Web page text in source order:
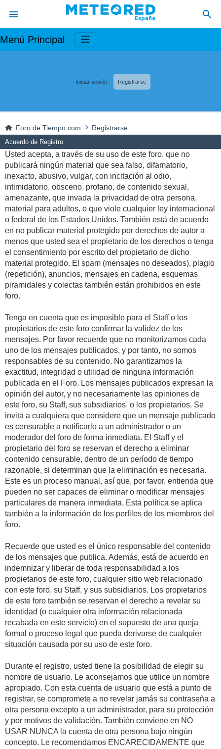
Menú Principal
Iniciar sesión Registrarse
Foro de Tiempo.com Registrarse
Acuerdo de Registro
Usted acepta, a través de su uso de este foro, que no
publicará ningún material que sea falso, difamatorio,
inexacto, abusivo, vulgar, con incitación al odio,
intimidatorio, obsceno, profano, de contenido sexual,
amenazante, que invada la privacidad de otra persona,
material para adultos, o que viole cualquier ley internacional
o federal de los Estados Unidos. También está de acuerdo
en no publicar material protegido por derechos de autor a
menos que usted sea el propietario de los derechos o tenga
el consentimiento por escrito del propietario de dicho
material protegido. El spam (mensajes no deseados), plagio
(repetición), anuncios, mensajes en cadena, esquemas
piramidales y colectas también están prohibidos en este
foro.
Tenga en cuenta que es imposible para el Staff o los
propietarios de este foro confirmar la validez de los
mensajes. Por favor recuerde que no monitorizamos cada
uno de los mensajes publicados, y por tanto, no somos
responsables de su contenido. No garantizamos la
exactitud, integridad o utilidad de ninguna información
publicada en el Foro. Los mensajes publicados expresan la
opinión del autor, y no necesariamente las opiniones de
este foro, su Staff, sus subsidiarios, o los propietarios. Se
invita a cualquiera que considere que un mensaje publicado
es censurable a notificarlo a un administrador o un
moderador del foro de forma inmediata. El Staff y el
propietario del foro se reservan el derecho a eliminar
contenido censurable, dentro de un período de tiempo
razonable, si determinan que la eliminación es necesaria.
Este es un proceso manual, así que, por favor, entienda que
pueden no ser capaces de eliminar o modificar mensajes
particulares de manera inmediata. Esta política se aplica
también a la información de los perfiles de los miembros del
foro.
Recuerde que usted es el único responsable del contenido
de los mensajes que publica. Además, está de acuerdo en
indemnizar y liberar de toda responsabilidad a los
propietarios de este foro, cualquier sitio web relacionado
con este foro, su Staff, y sus subsidiarios. Los propietarios
de este foro también se reservan el derecho a revelar su
identidad (o cualquier otra información relacionada
recabada en este servicio) en el supuesto de una queja
formal o proceso legal que pueda derivarse de cualquier
situación causada por su uso de este foro.
Durante el registro, usted tiene la posibilidad de elegir su
nombre de usuario. Le aconsejamos que utilice un nombre
apropiado. Con esta cuenta de usuario que está a punto de
registrar, se compromete a no revelar jamás su contraseña a
otra persona excepto a un administrador, para su protección
y por motivos de validación. También conviene en NO
USAR NUNCA la cuenta de otra persona bajo ningún
concepto. Le recomendamos ENCARECIDAMENTE que